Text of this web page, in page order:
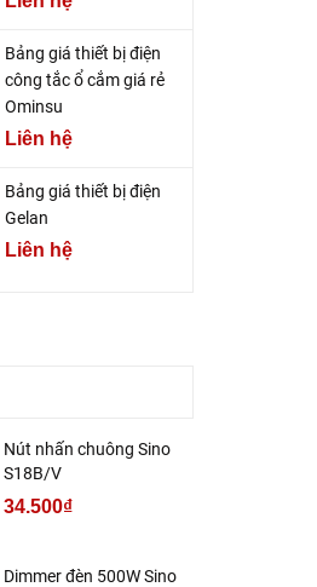
Bảng giá thiết bị điện
công tắc ổ cắm giá rẻ
Ominsu
Liên hệ
Bảng giá thiết bị điện
Gelan
Liên hệ
Nút nhấn chuông Sino
S18B/V
34.500₫
Dimmer đèn 500W Sino